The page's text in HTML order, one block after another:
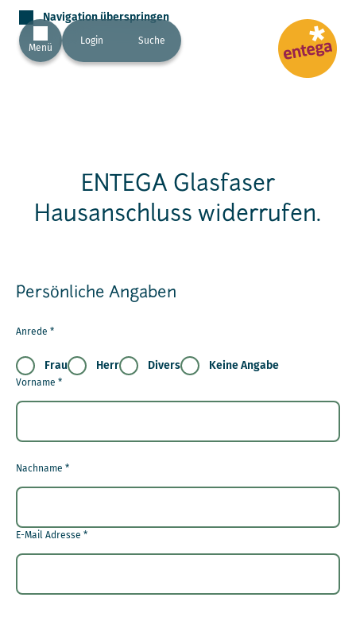
Navigation überspringen
Menü
Login Suche
ENTEGA Glasfaser
Hausanschluss widerrufen.
Persönliche Angaben
Anrede *
Frau Herr Divers Keine Angabe
Vorname *
Nachname *
E-Mail Adresse *